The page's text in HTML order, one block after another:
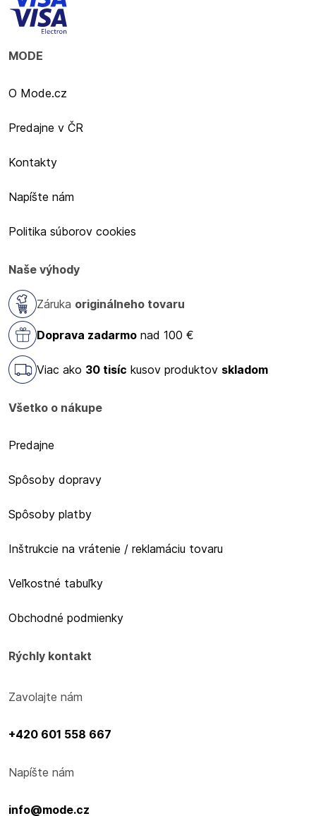
MODE
O Mode.cz
Predajne v ČR
Kontakty
Napíšte nám
Politika súborov cookies
Naše výhody
Záruka originálneho tovaru
Doprava zadarmo nad 100 €
Viac ako 30 tisíc kusov produktov skladom
Všetko o nákupe
Predajne
Spôsoby dopravy
Spôsoby platby
Inštrukcie na vrátenie / reklamáciu tovaru
Veľkostné tabuľky
Obchodné podmienky
Rýchly kontakt
Zavolajte nám
+420 601 558 667
Napíšte nám
info@mode.cz